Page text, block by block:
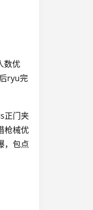
数优
ryu完
正门夹
枪械优
，包点